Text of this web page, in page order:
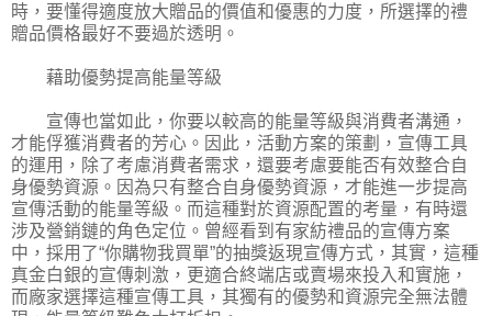
時，要懂得適度放大贈品的價值和優惠的力度，所選擇的禮
贈品價格最好不要過於透明。
藉助優勢提高能量等級
宣傳也當如此，你要以較高的能量等級與消費者溝通，
才能俘獲消費者的芳心。因此，活動方案的策劃，宣傳工具
的運用，除了考慮消費者需求，還要考慮要能否有效整合自
身優勢資源。因為只有整合自身優勢資源，才能進一步提高
宣傳活動的能量等級。而這種對於資源配置的考量，有時還
涉及營銷鏈的角色定位。曾經看到有家紡禮品的宣傳方案
中，採用了“你購物我買單”的抽獎返現宣傳方式，其實，這種
真金白銀的宣傳刺激，更適合終端店或賣場來投入和實施，
而廠家選擇這種宣傳工具，其獨有的優勢和資源完全無法體